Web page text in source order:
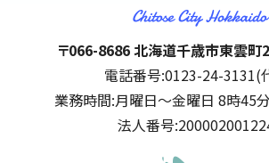
千歳市
住所:
〒066-8686 北海道千歳市東雲町
電話番号:0123-24-3131(
業務時間:月曜日～金曜日 8時45
法人番号: